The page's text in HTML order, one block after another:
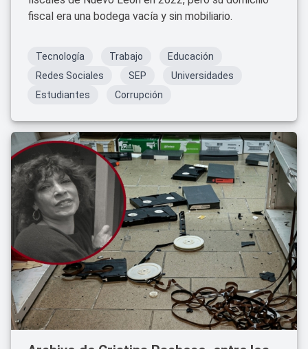
fiscal era una bodega vacía y sin mobiliario.
Tecnología Trabajo
Educación
Redes Sociales
SEP
Universidades
Estudiantes
Corrupción